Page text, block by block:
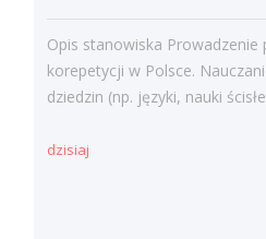
Opis stanowiska Prowadzenie
korepetycji w Polsce.
dziedzin (np. języki, nauki
dzisiaj